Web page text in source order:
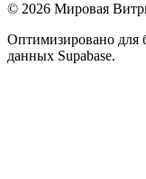
© 2026 Мировая
Оптимизировано для
данных Supabase.